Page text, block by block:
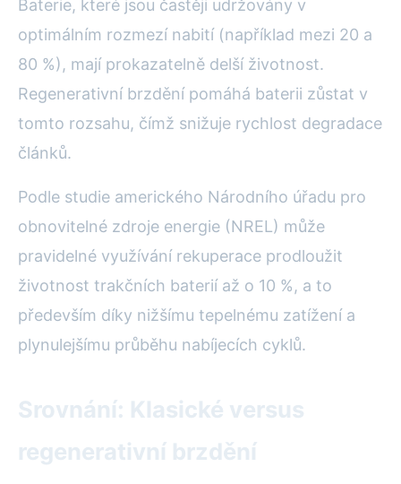
Baterie, které jsou častěji udržovány v
optimálním rozmezí nabití (například mezi 20 a
80 %), mají prokazatelně delší životnost.
Regenerativní brzdění pomáhá baterii zůstat v
tomto rozsahu, čímž snižuje rychlost degradace
článků.
Podle studie amerického Národního úřadu pro
obnovitelné zdroje energie (NREL) může
pravidelné využívání rekuperace prodloužit
životnost trakčních baterií až o 10 %, a to
především díky nižšímu tepelnému zatížení a
plynulejšímu průběhu nabíjecích cyklů.
Srovnání: Klasické versus
regenerativní brzdění